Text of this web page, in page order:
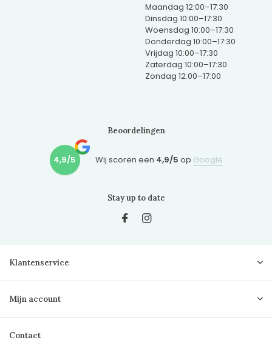
Maandag 12:00–17:30
Dinsdag 10:00–17:30
Woensdag 10:00–17:30
Donderdag 10:00–17:30
Vrijdag 10:00–17:30
Zaterdag 10:00–17:30
Zondag 12:00–17:00
Beoordelingen
4,9/5 Wij scoren een 4,9/5 op Google
Stay up to date
Klantenservice
Mijn account
Contact